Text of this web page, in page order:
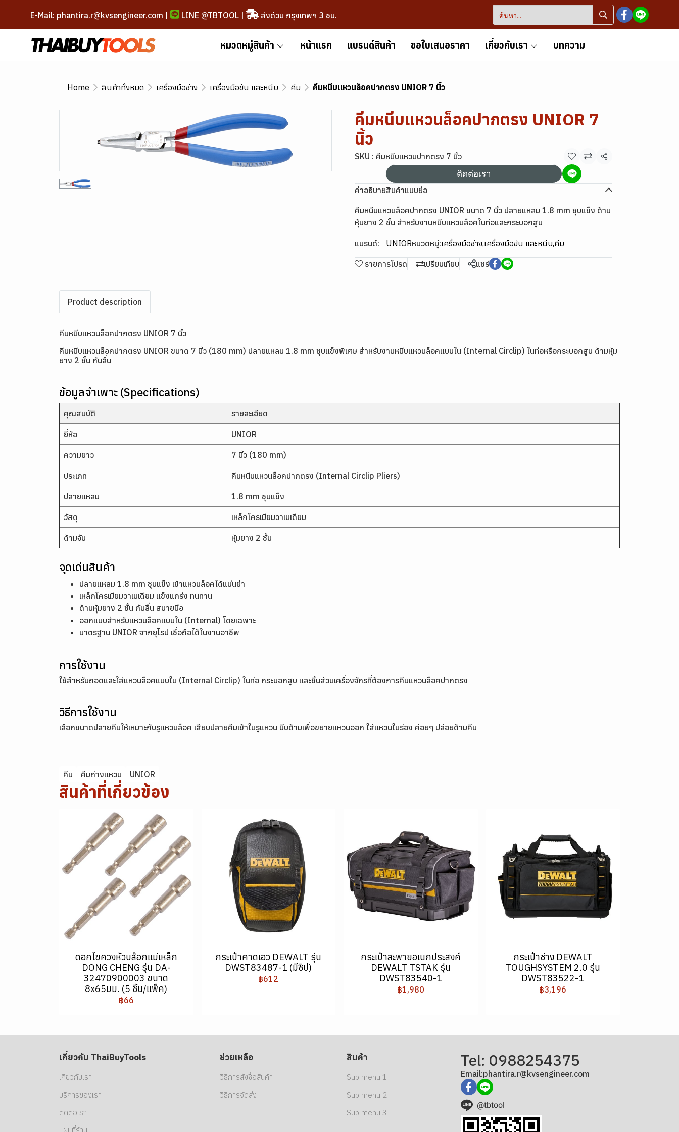
E-Mail: phantira.r@kvsengineer.com | LINE @TBTOOL| ส่งด่วน กรุงเทพฯ 3 ชม.
หมวดหมู่สินค้า หน้าแรก แบรนด์สินค้า ขอใบเสนอราคา เกี่ยวกับเรา บทความ
Home สินค้าทั้งหมด เครื่องมือช่าง เครื่องมือขัน และหนีบ คีม คีมหนีบแหวนล็อคปากตรง UNIOR 7 นิ้ว
คีมหนีบแหวนล็อคปากตรง UNIOR 7
นิ้ว
SKU : คีมหนีบแหวนปากตรง 7 นิ้ว
แชร์
ติดต่อเรา
คำอธิบายสินค้าแบบย่อ
คีมหนีบแหวนล็อคปากตรง UNIOR ขนาด 7 นิ้ว ปลายแหลม 1.8 mm ชุบแข็ง ด้าม
หุ้มยาง 2 ชั้น สำหรับงานหนีบแหวนล็อคในท่อและกระบอกสูบ
แบรนด์: UNIORหมวดหมู่:เครื่องมือช่าง,เครื่องมือขัน และหนีบ,คีม
รายการโปรด เปรียบเทียบ แชร์
Product description
คีมหนีบแหวนล็อคปากตรง UNIOR 7 นิ้ว
คีมหนีบแหวนล็อคปากตรง UNIOR ขนาด 7 นิ้ว (180 mm) ปลายแหลม 1.8 mm ชุบแข็งพิเศษ สำหรับงานหนีบแหวนล็อคแบบใน (Internal Circlip) ในท่อหรือกระบอกสูบ ด้ามหุ้ม
ยาง 2 ชั้น กันลื่น
ข้อมูลจำเพาะ (Specifications)
คุณสมบัติ รายละเอียด
ยี่ห้อ UNIOR
ความยาว 7 นิ้ว (180 mm)
ประเภท คีมหนีบแหวนล็อคปากตรง (Internal Circlip Pliers)
ปลายแหลม 1.8 mm ชุบแข็ง
วัสดุ เหล็กโครเมียมวาเนเดียม
ด้ามจับ หุ้มยาง 2 ชั้น
จุดเด่นสินค้า
ปลายแหลม 1.8 mm ชุบแข็ง เข้าแหวนล็อคได้แม่นยำ
เหล็กโครเมียมวาเนเดียม แข็งแกร่ง ทนทาน
ด้ามหุ้มยาง 2 ชั้น กันลื่น สบายมือ
ออกแบบสำหรับแหวนล็อคแบบใน (Internal) โดยเฉพาะ
มาตรฐาน UNIOR จากยุโรป เชื่อถือได้ในงานอาชีพ
การใช้งาน
ใช้สำหรับถอดและใส่แหวนล็อคแบบใน (Internal Circlip) ในท่อ กระบอกสูบ และชิ้นส่วนเครื่องจักรที่ต้องการคีมแหวนล็อคปากตรง
วิธีการใช้งาน
เลือกขนาดปลายคีมให้เหมาะกับรูแหวนล็อค เสียบปลายคีมเข้าในรูแหวน บีบด้ามเพื่อขยายแหวนออก ใส่แหวนในร่อง ค่อยๆ ปล่อยด้ามคีม
คีม คีมถ่างแหวน UNIOR
สินค้าที่เกี่ยวข้อง
ดอกไขควงหัวบล๊อกแม่เหล็ก
DONG CHENG รุ่น DA-
32470900003 ขนาด
8x65มม. (5 ชิ้น/แพ็ค)
฿66
กระเป๋าคาดเอว DEWALT รุ่น
DWST83487-1 (มีซิป)
฿612
กระเป๋าสะพายอเนกประสงค์
DEWALT TSTAK รุ่น
DWST83540-1
฿1,980
กระเป๋าช่าง DEWALT
TOUGHSYSTEM 2.0 รุ่น
DWST83522-1
฿3,196
เกี่ยวกับ ThaiBuyTools
เกี่ยวกับเรา
บริการของเรา
ติดต่อเรา
แผนที่ร้าน
ช่วยเหลือ
วิธีการสั่งซื้อสินค้า
วิธีการจัดส่ง
สินค้า
Sub menu 1
Sub menu 2
Sub menu 3
Tel: 0988254375
Email:phantira.r@kvsengineer.com
@tbtool